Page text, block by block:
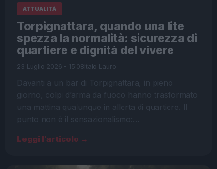
ATTUALITÀ
Torpignattara, quando una lite
spezza la normalità: sicurezza di
quartiere e dignità del vivere
23 Luglio 2026 - 15:08Italo Lauro
Davanti a un bar di Torpignattara, in pieno
giorno, colpi d’arma da fuoco hanno trasformato
una mattina qualunque in allerta di quartiere. Il
punto non è il sensazionalismo:…
Leggi l’articolo →